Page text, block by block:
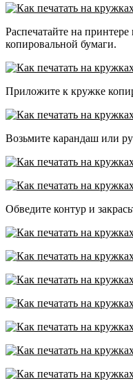
Распечатайте на
копировальной бумаги.
Приложите к кружке
Возьмите карандаш или
Обведите контур и